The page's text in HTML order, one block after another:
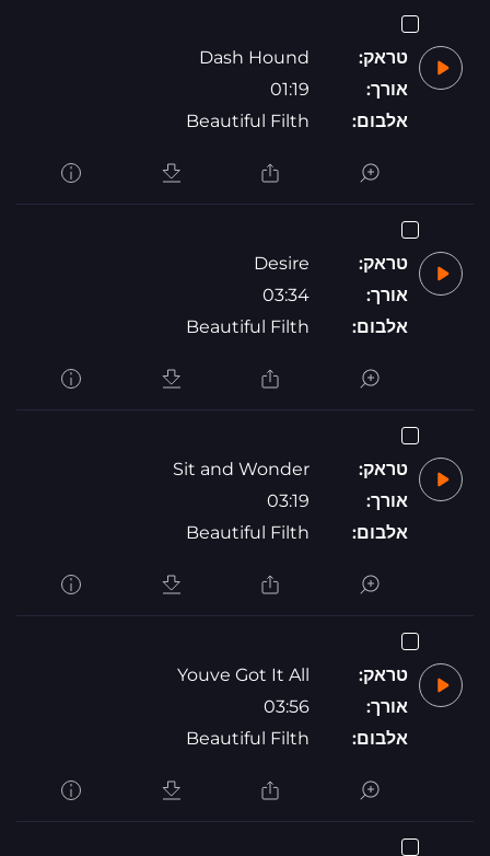
טראק:
Dash Hound
אורך:
01:19
אלבום:
Beautiful Filth
טראק:
Desire
אורך:
03:34
אלבום:
Beautiful Filth
טראק:
Sit and Wonder
אורך:
03:19
אלבום:
Beautiful Filth
טראק:
Youve Got It All
אורך:
03:56
אלבום:
Beautiful Filth